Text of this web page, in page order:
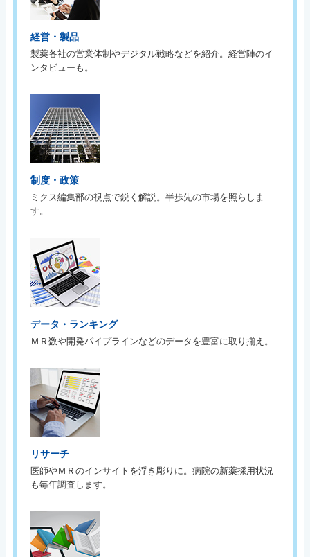
経営・製品
製薬各社の営業体制やデジタル戦略などを紹介。経営陣のイ
ンタビューも。
制度・政策
ミクス編集部の視点で鋭く解説。半歩先の市場を照らしま
す。
データ・ランキング
ＭＲ数や開発パイプラインなどのデータを豊富に取り揃え。
リサーチ
医師やＭＲのインサイトを浮き彫りに。病院の新薬採用状況
も毎年調査します。